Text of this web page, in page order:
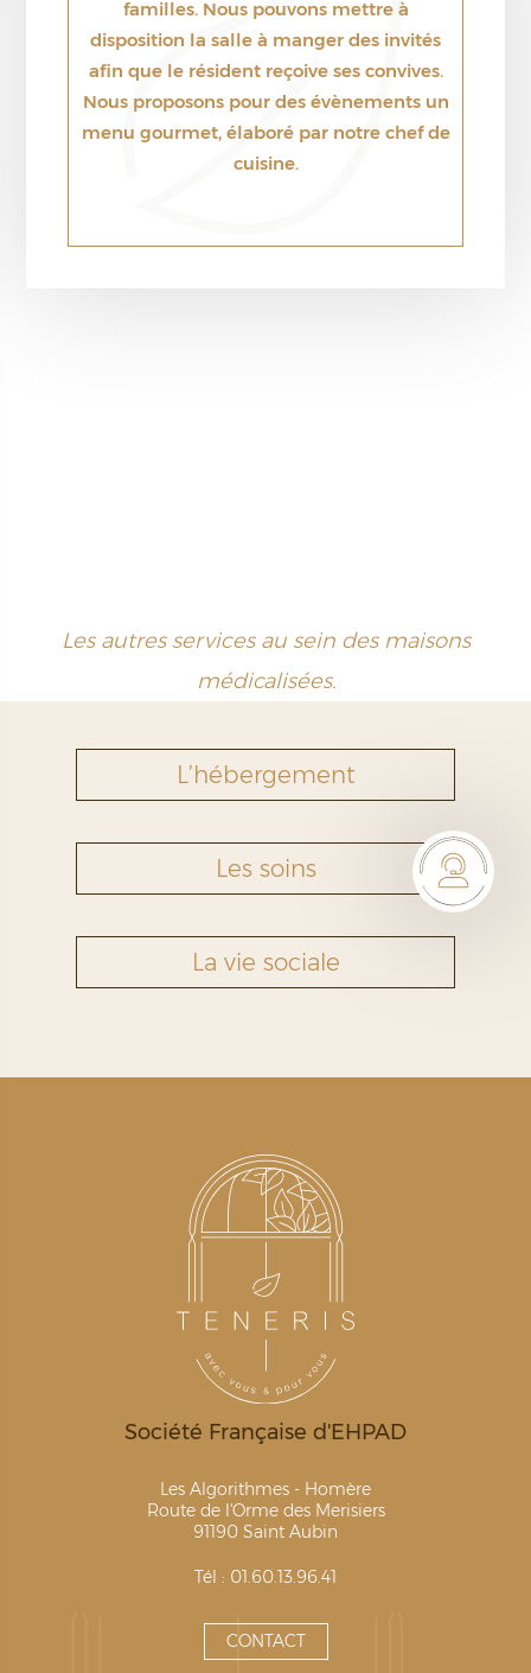
familles. Nous pouvons mettre à
disposition la salle à manger des invités
afin que le résident reçoive ses convives.
Nous proposons pour des évènements un
menu gourmet, élaboré par notre chef de
cuisine.
Les autres services au sein des maisons
médicalisées.
L’hébergement
Les soins
La vie sociale
Société Française d'EHPAD
Les Algorithmes - Homère
Route de l'Orme des Merisiers
91190 Saint Aubin
Tél : 01.60.13.96.41
CONTACT